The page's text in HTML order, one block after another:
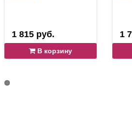
1 815 руб.
В корзину
1